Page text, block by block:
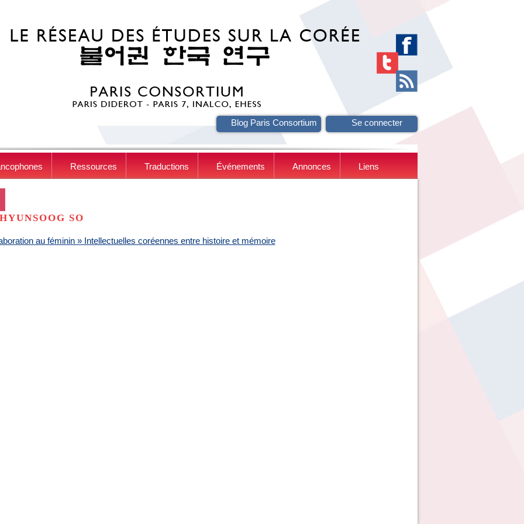
Blog Paris Consortium Se connecter
Ressources Traductions Événements Annonces Liens
HYUNSOOG SO
au féminin » Intellectuelles coréennes entre histoire et mémoire